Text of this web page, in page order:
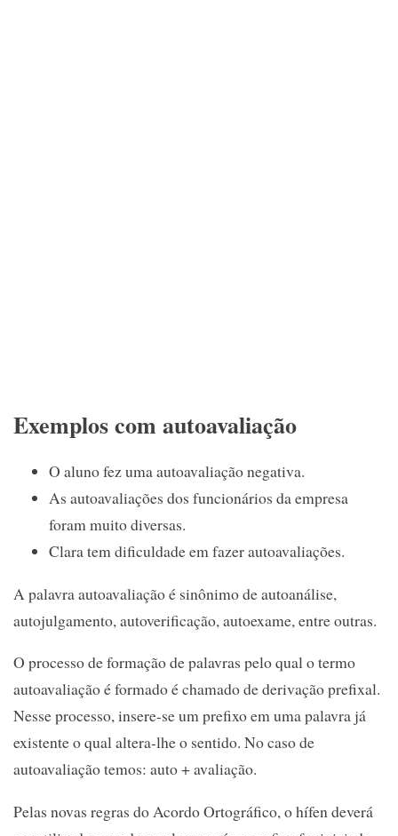
Exemplos com autoavaliação
O aluno fez uma autoavaliação negativa.
As autoavaliações dos funcionários da empresa
foram muito diversas.
Clara tem dificuldade em fazer autoavaliações.
A palavra autoavaliação é sinônimo de autoanálise,
autojulgamento, autoverificação, autoexame, entre outras.
O processo de formação de palavras pelo qual o termo
autoavaliação é formado é chamado de derivação prefixal.
Nesse processo, insere-se um prefixo em uma palavra já
existente o qual altera-lhe o sentido. No caso de
autoavaliação temos: auto + avaliação.
Pelas novas regras do Acordo Ortográfico, o hífen deverá